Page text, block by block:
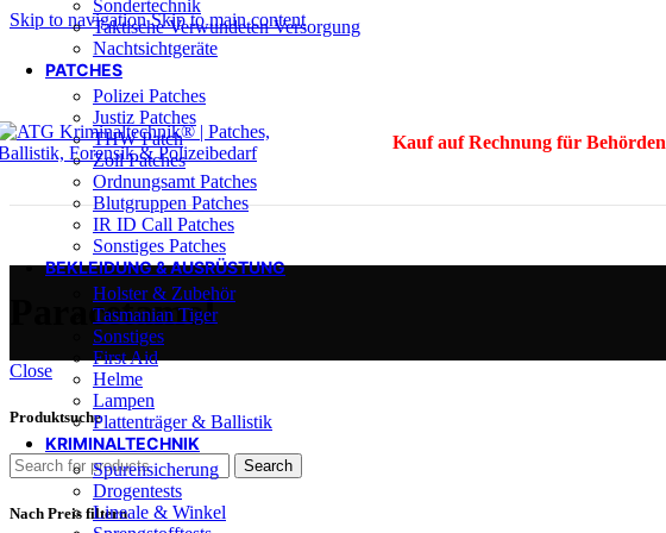
Skip to navigationSkip to main content
Kauf auf Rechnung für Behörden
Sondertechnik
Taktische Verwundeten Versorgung
Nachtsichtgeräte
PATCHES
Polizei Patches
Justiz Patches
THW Patch
Zoll Patches
Ordnungsamt Patches
Blutgruppen Patches
IR ID Call Patches
Sonstiges Patches
BEKLEIDUNG & AUSRÜSTUNG
Holster & Zubehör
Tasmanian Tiger
Sonstiges
First Aid
Helme
Lampen
Plattenträger & Ballistik
KRIMINALTECHNIK
Spurensicherung
Drogentests
Lineale & Winkel
Paracetamol
Close
Produktsuche
Search
Nach Preis filtern